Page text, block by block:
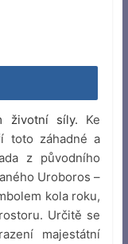
životní síly. Ke
toto záhadné a
z původního
Uroboros –
kola roku,
Určitě se
majestátní